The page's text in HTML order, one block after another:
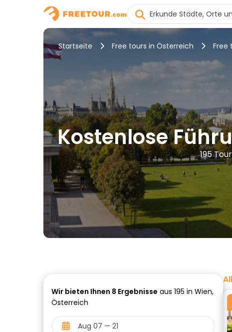
Startseite Free tours in Österreich Free
Kostenlose
195
Wir bieten Ihnen 8 Ergebnisse aus 195 in Wien,
Österreich